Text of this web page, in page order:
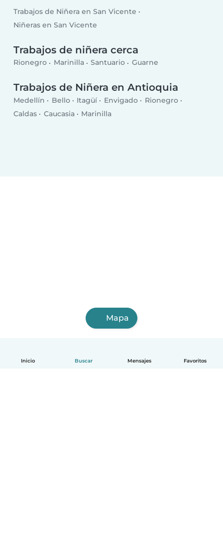
Inicio Buscar Mensajes Favoritos
Trabajos de Niñera en San Vicente
Niñeras en San Vicente
Trabajos de niñera cerca
Rionegro Marinilla Santuario Guarne
Trabajos de Niñera en Antioquia
Medellín Bello Itagüí Envigado
Rionegro
Caldas
Caucasia Marinilla
Mapa